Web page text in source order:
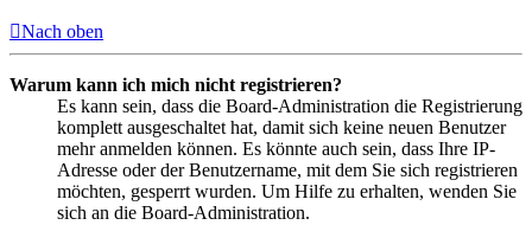
Nach oben
Warum kann ich mich nicht registrieren?
Es kann sein, dass die Board-Administration die Registrierung
komplett ausgeschaltet hat, damit sich keine neuen Benutzer
mehr anmelden können. Es könnte auch sein, dass Ihre IP-
Adresse oder der Benutzername, mit dem Sie sich registrieren
möchten, gesperrt wurden. Um Hilfe zu erhalten, wenden Sie
sich an die Board-Administration.